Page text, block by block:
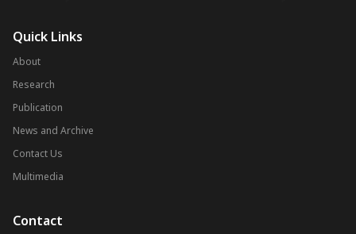
Quick Links
About
Research
Publication
News and Archive
Contact Us
Multimedia
Contact